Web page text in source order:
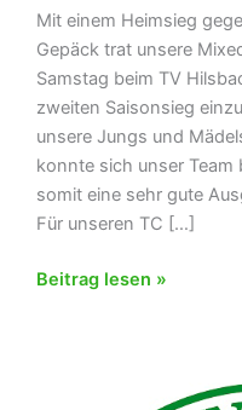
Mit einem Heimsieg
Gepäck trat unsere
Samstag beim TV
zweiten Saisonsieg
unsere Jungs und
konnte sich unser
somit eine sehr gute
Für unseren TC […]
Siegeszug
Beitrag lesen »